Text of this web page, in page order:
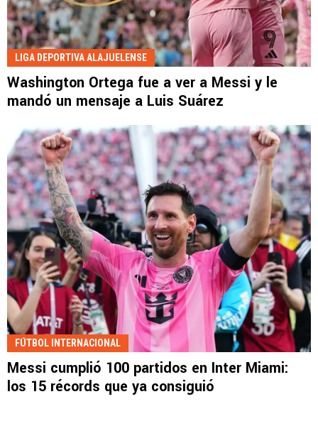
LIGA DEPORTIVA ALAJUELENSE
Washington Ortega fue a ver a Messi y le
mandó un mensaje a Luis Suárez
FÚTBOL INTERNACIONAL
Messi cumplió 100 partidos en Inter Miami:
los 15 récords que ya consiguió